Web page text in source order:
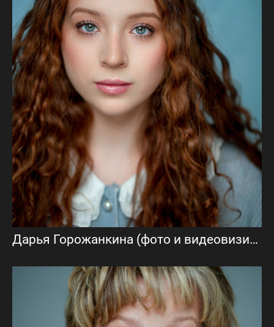
Дарья Горожанкина (фото и видеовизитка)